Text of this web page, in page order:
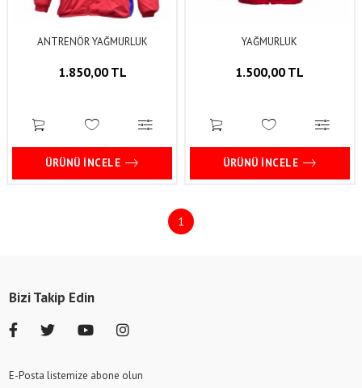
ANTRENÖR YAĞMURLUK
1.850,00 TL
ÜRÜNÜ İNCELE
YAĞMURLUK
1.500,00 TL
ÜRÜNÜ İNCELE
1
Bizi Takip Edin
E-Posta listemize abone olun